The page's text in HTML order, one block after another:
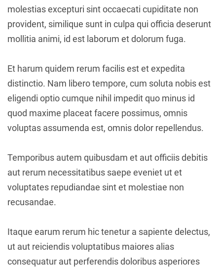
molestias excepturi sint occaecati cupiditate non
provident, similique sunt in culpa qui officia deserunt
mollitia animi, id est laborum et dolorum fuga.
Et harum quidem rerum facilis est et expedita
distinctio. Nam libero tempore, cum soluta nobis est
eligendi optio cumque nihil impedit quo minus id
quod maxime placeat facere possimus, omnis
voluptas assumenda est, omnis dolor repellendus.
Temporibus autem quibusdam et aut officiis debitis
aut rerum necessitatibus saepe eveniet ut et
voluptates repudiandae sint et molestiae non
recusandae.
Itaque earum rerum hic tenetur a sapiente delectus,
ut aut reiciendis voluptatibus maiores alias
consequatur aut perferendis doloribus asperiores